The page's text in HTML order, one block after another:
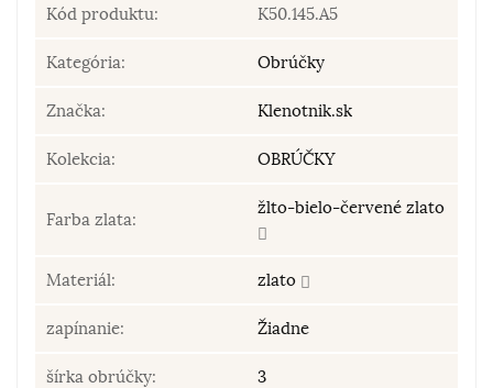
Kód produktu: K50.145.A5
Kategória: Obrúčky
Značka: Klenotnik.sk
Kolekcia: OBRÚČKY
Farba zlata:
žlto-bielo-červené zlato
Materiál: zlato
zapínanie: Žiadne
šírka obrúčky: 3